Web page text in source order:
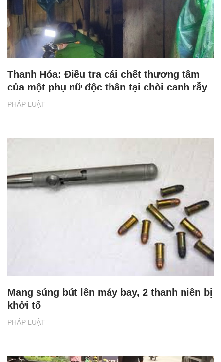
PHÁP LUẬT
Thanh Hóa: Điều tra cái chết thương tâm
của một phụ nữ độc thân tại chòi canh rẫy
PHÁP LUẬT
Mang súng bút lên máy bay, 2 thanh niên bị
khởi tố